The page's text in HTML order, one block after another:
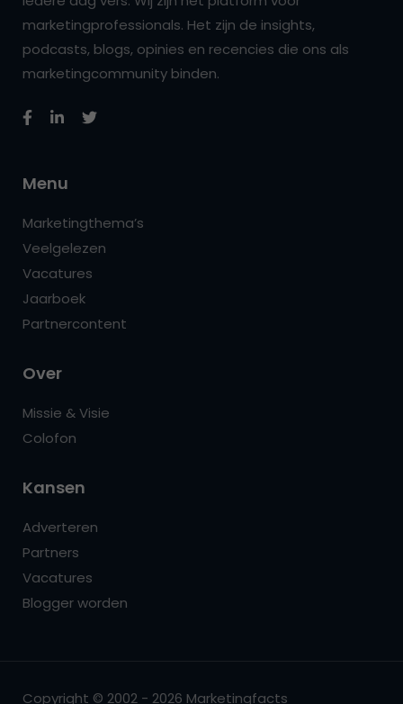
marketingprofessionals. Het zijn de insights,
podcasts, blogs, opinies en recencies die ons als
marketingcommunity binden.
Menu
Marketingthema’s
Veelgelezen
Vacatures
Jaarboek
Partnercontent
Over
Missie & Visie
Colofon
Kansen
Adverteren
Partners
Vacatures
Blogger worden
Copyright © 2002 - 2026 Marketingfacts